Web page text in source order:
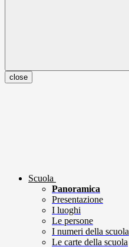
close
Scuola
Panoramica
Presentazione
I luoghi
Le persone
I numeri della scuola
Le carte della scuola